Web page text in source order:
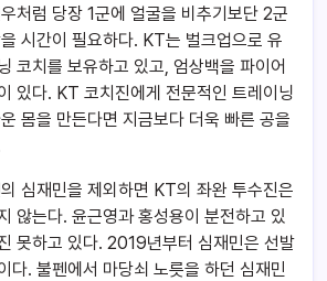
처럼 당장 1군에 얼굴을 비추기보단 2군
시간이 필요하다. KT는 벌크업으로 유
코치를 보유하고 있고, 엄상백을 파이어
있다. KT 코치진에게 전문적인 트레이닝
몸을 만든다면 지금보다 더욱 빠른 공을
심재민을 제외하면 KT의 좌완 투수진은
않는다. 윤근영과 홍성용이 분전하고 있
못하고 있다. 2019년부터 심재민은 선발
다. 불펜에서 마당쇠 노릇을 하던 심재민